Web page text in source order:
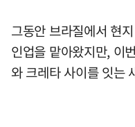
그동안 브라질에서 현
인업을 맡아왔지만, 이
와 크레타 사이를 잇는